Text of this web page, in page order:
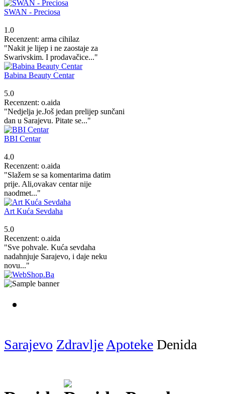
SWAN - Preciosa
1.0
Recenzent: arma cihilaz
"Nakit je lijep i ne zaostaje za
Swarivskim. I prodavačice..."
Babina Beauty Centar
5.0
Recenzent: o.aida
"Nedjelja je.Još jedan prelijep sunčani
dan u Sarajevu. Pitate se..."
BBI Centar
4.0
Recenzent: o.aida
"Slažem se sa komentarima datim
prije. Ali,ovakav centar nije
naodmet..."
Art Kuća Sevdaha
5.0
Recenzent: o.aida
"Sve pohvale. Kuća sevdaha
nadahnjuje Sarajevo, i daje neku
novu..."
Sarajevo Zdravlje Apoteke Denida